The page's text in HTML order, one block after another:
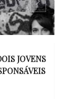
JOVENS